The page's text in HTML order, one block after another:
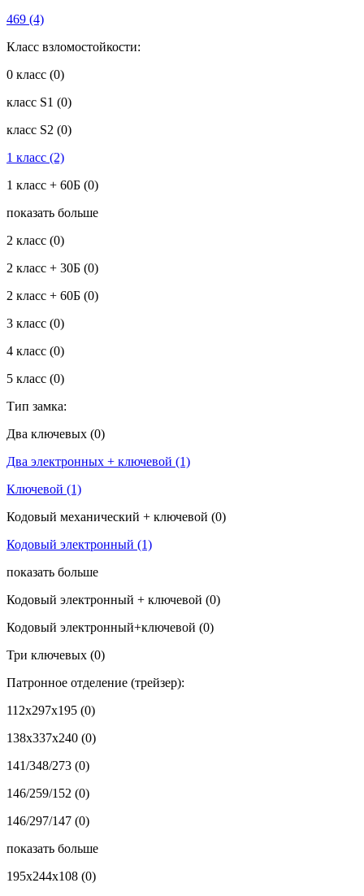
469 (4)
Класс взломостойкости:
0 класс (0)
класс S1 (0)
класс S2 (0)
1 класс (2)
1 класс + 60Б (0)
показать больше
2 класс (0)
2 класс + 30Б (0)
2 класс + 60Б (0)
3 класс (0)
4 класс (0)
5 класс (0)
Тип замка:
Два ключевых (0)
Два электронныx + ключевой (1)
Ключевой (1)
Кодовый механический + ключевой (0)
Кодовый электронный (1)
показать больше
Кодовый электронный + ключевой (0)
Кодовый электронный+ключевой (0)
Три ключевых (0)
Патронное отделение (трейзер):
112x297x195 (0)
138x337x240 (0)
141/348/273 (0)
146/259/152 (0)
146/297/147 (0)
показать больше
195x244x108 (0)